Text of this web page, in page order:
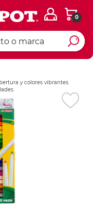
0
y colores vibrantes.
Ingresar Codigo